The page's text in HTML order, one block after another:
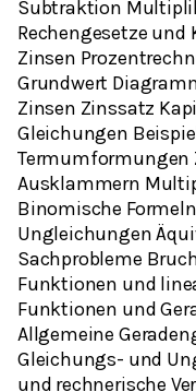
Subtraktion
Rechengesetze
Zinsen
Grundwert
Zinsen Zinssatz
Gleichungen
Termumformungen
Ausklammern
Binomische
Ungleichungen
Sachprobleme
Funktionen und
Funktionen und
Allgemeine
Gleichungs- und
und rechnerische